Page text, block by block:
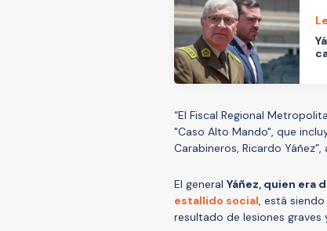
“El Fiscal Regional
"Caso Alto Mando", que
Carabineros, Ricardo Yáñez”,
El general Yáñez, quien era
estallido social, está
resultado de lesiones